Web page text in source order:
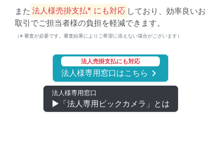
また 法人様売掛支払※ にも対応 しており、効率良いお
取引でご担当者様の負担を軽減できます。
（※ 審査が必要です。審査結果によりご希望に添えない場合がございます）
法人売掛支払にも対応
法人様専用窓口はこちら keyboard_arrow_right
法人様専用窓口
▶「法人専用ビックカメラ」とは